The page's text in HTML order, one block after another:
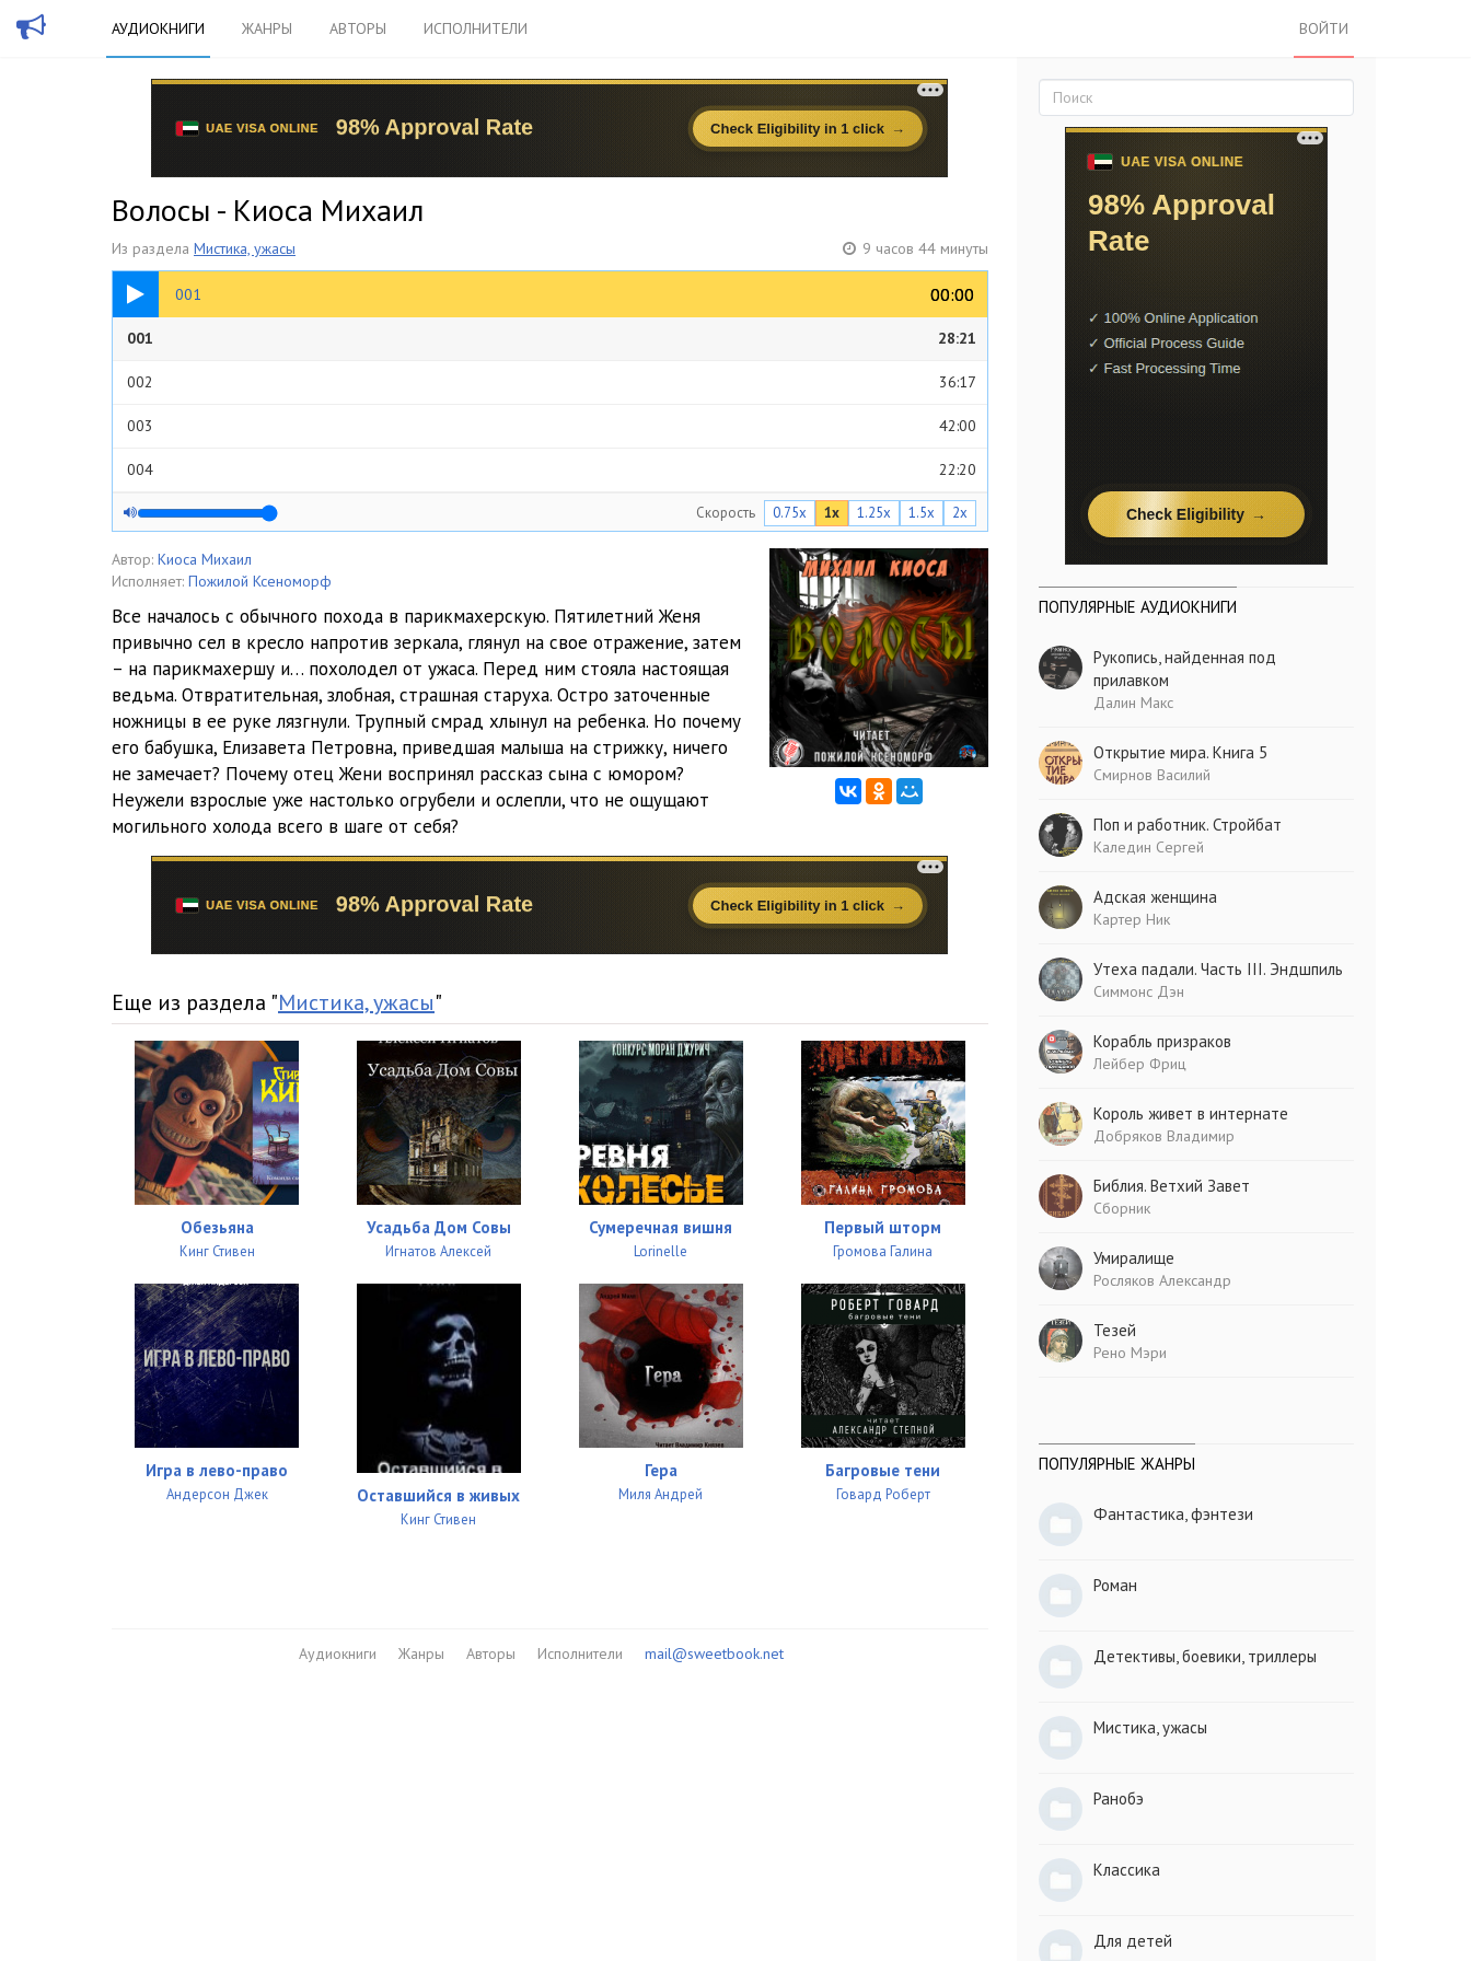
АУДИОКНИГИ ЖАНРЫ АВТОРЫ ИСПОЛНИТЕЛИ ВОЙТИ
Волосы - Киоса Михаил
Из раздела Мистика, ужасы 9 часов 44 минуты
001 00:00
00:00
28:21
001 28:21
002 36:17
003 42:00
004 22:20
005 1:10:31
006 17:26
39:37
008 2:40:26
009 2:28:12
010 18:54
Скорость 0.75x 1x 1.25x 1.5x 2x
Автор: Киоса Михаил
Исполняет: Пожилой Ксеноморф
Все началось с обычного похода в парикмахерскую. Пятилетний Женя
привычно сел в кресло напротив зеркала, глянул на свое отражение, затем
– на парикмахершу и… похолодел от ужаса. Перед ним стояла настоящая
ведьма. Отвратительная, злобная, страшная старуха. Остро заточенные
ножницы в ее руке лязгнули. Трупный смрад хлынул на ребенка. Но почему
его бабушка, Елизавета Петровна, приведшая малыша на стрижку, ничего
не замечает? Почему отец Жени воспринял рассказ сына с юмором?
Неужели взрослые уже настолько огрубели и ослепли, что не ощущают
могильного холода всего в шаге от себя?
Еще из раздела "Мистика, ужасы"
Обезьяна
Кинг Стивен
Усадьба Дом Совы
Игнатов Алексей
Сумеречная вишня
Lorinelle
Первый шторм
Громова Галина
Игра в лево-право
Андерсон Джек Оставшийся в живых
Кинг Стивен
Гера
Миля Андрей
Багровые тени
Говард Роберт
Аудиокниги Жанры Авторы Исполнители mail@sweetbook.net
ПОПУЛЯРНЫЕ АУДИОКНИГИ
Рукопись, найденная под
прилавком
Далин Макс
Открытие мира. Книга 5
Смирнов Василий
Поп и работник. Стройбат
Каледин Сергей
Адская женщина
Картер Ник
Утеха падали. Часть III. Эндшпиль
Симмонс Дэн
Корабль призраков
Лейбер Фриц
Король живет в интернате
Добряков Владимир
Библия. Ветхий Завет
Сборник
Умиралище
Росляков Александр
Тезей
Рено Мэри
ПОПУЛЯРНЫЕ ЖАНРЫ
Фантастика, фэнтези
Роман
Детективы, боевики, триллеры
Мистика, ужасы
Ранобэ
Классика
Для детей